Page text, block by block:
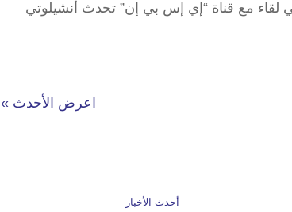
لقاء مع قناة “إي إس بي إن” تحدث أنشيلوتي
اعرض الأحدث »
أحدث الأخبار